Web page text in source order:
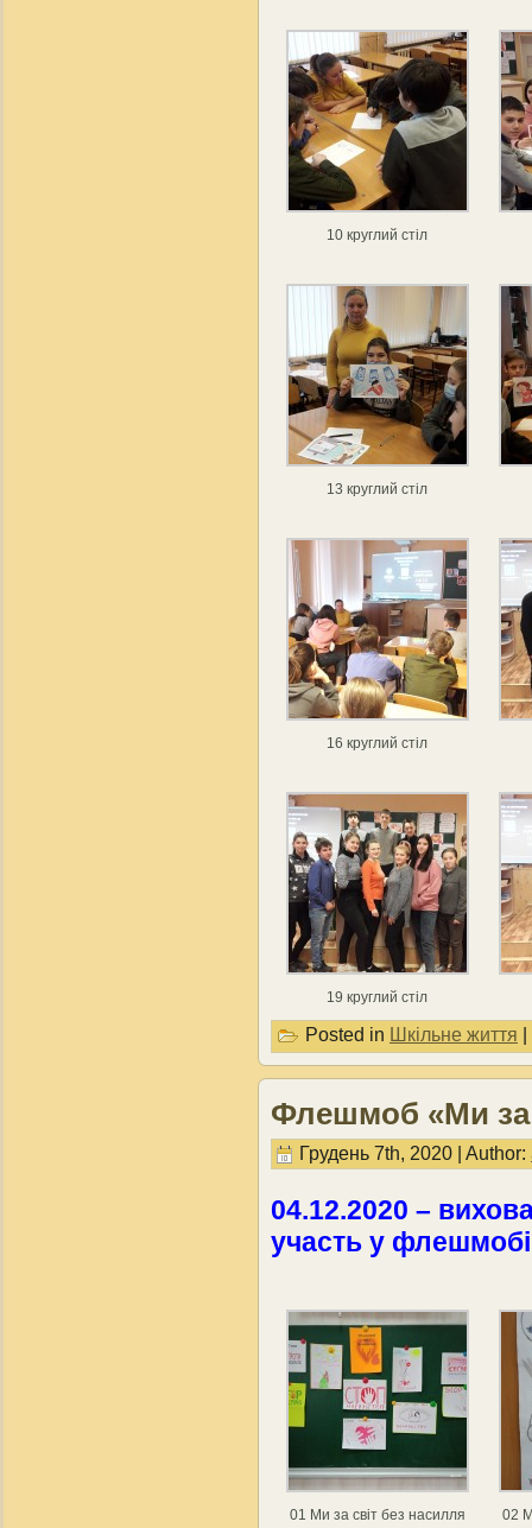
10 круглий стіл
13 круглий стіл
16 круглий стіл
19 круглий стіл
Posted in Шкільне життя |
Флешмоб «Ми за
Грудень 7th, 2020 | Author:
04.12.2020 –
участь у
01 Ми за світ без насилля 02